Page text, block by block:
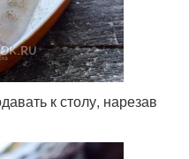
к столу, нарезав